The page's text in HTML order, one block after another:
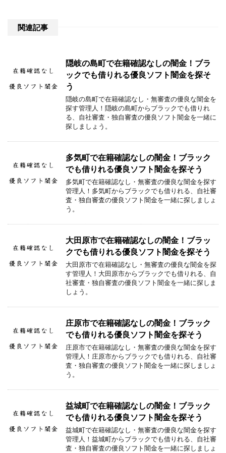
関連記事
隠岐の島町で在籍確認なしの闇金！ブラ
ックでも借りれる優良ソフト闇金を探そ
う
隠岐の島町で在籍確認なし・無審査の優良な闇金を
探す管理人！隠岐の島町からブラックでも借りれ
る、自社審査・独自審査の優良ソフト闇金を一緒に
探しましょう。
多気町で在籍確認なしの闇金！ブラック
でも借りれる優良ソフト闇金を探そう
多気町で在籍確認なし・無審査の優良な闇金を探す
管理人！多気町からブラックでも借りれる、自社審
査・独自審査の優良ソフト闇金を一緒に探しましょ
う。
大田原市で在籍確認なしの闇金！ブラッ
クでも借りれる優良ソフト闇金を探そう
大田原市で在籍確認なし・無審査の優良な闇金を探
す管理人！大田原市からブラックでも借りれる、自
社審査・独自審査の優良ソフト闇金を一緒に探しま
しょう。
庄原市で在籍確認なしの闇金！ブラック
でも借りれる優良ソフト闇金を探そう
庄原市で在籍確認なし・無審査の優良な闇金を探す
管理人！庄原市からブラックでも借りれる、自社審
査・独自審査の優良ソフト闇金を一緒に探しましょ
う。
益城町で在籍確認なしの闇金！ブラック
でも借りれる優良ソフト闇金を探そう
益城町で在籍確認なし・無審査の優良な闇金を探す
管理人！益城町からブラックでも借りれる、自社審
査・独自審査の優良ソフト闇金を一緒に探しましょ